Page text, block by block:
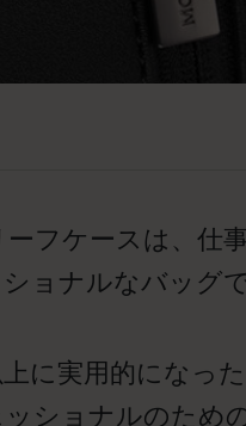
フケースは、仕
ョナルなバッグで
に実用的になっ
ショナルのため